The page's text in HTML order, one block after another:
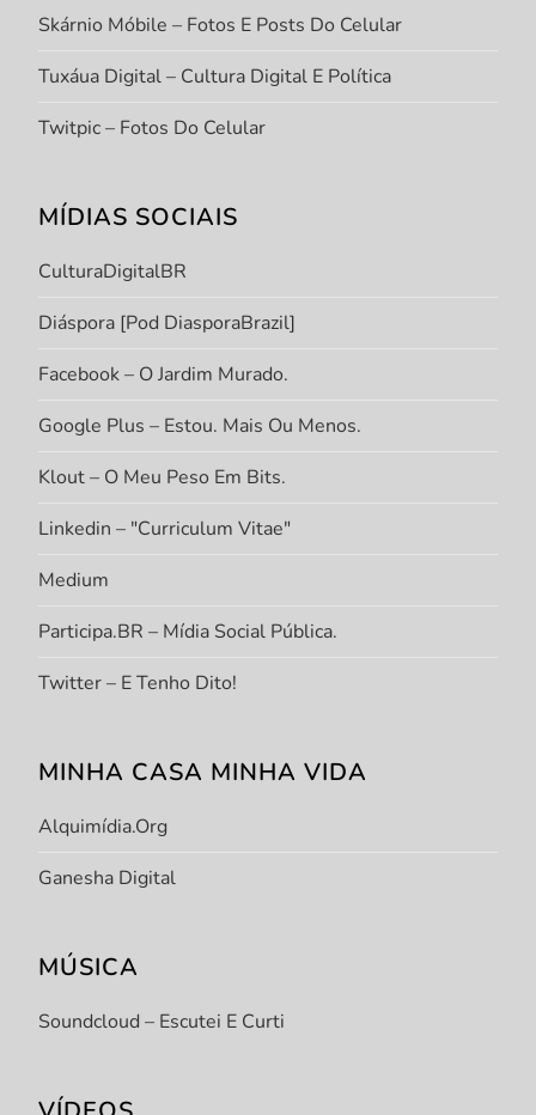
Skárnio Móbile – Fotos E Posts Do Celular
Tuxáua Digital – Cultura Digital E Política
Twitpic – Fotos Do Celular
MÍDIAS SOCIAIS
CulturaDigitalBR
Diáspora [Pod DiasporaBrazil]
Facebook – O Jardim Murado.
Google Plus – Estou. Mais Ou Menos.
Klout – O Meu Peso Em Bits.
Linkedin – "Curriculum Vitae"
Medium
Participa.BR – Mídia Social Pública.
Twitter – E Tenho Dito!
MINHA CASA MINHA VIDA
Alquimídia.org
Ganesha Digital
MÚSICA
Soundcloud – Escutei E Curti